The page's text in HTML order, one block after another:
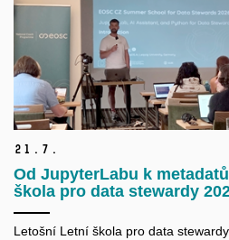
21. 7.
Od JupyterLabu k
škola pro data stewardy
Letošní Letní škola pro data stewardy